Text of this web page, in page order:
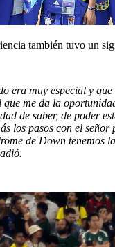
también tuvo un
era muy especial y
que me da la
de saber, de poder
los pasos con el señor
de Down tenemos